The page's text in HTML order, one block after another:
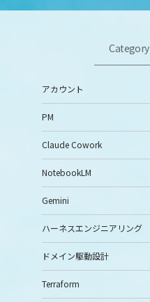
Category
アカウント
PM
Claude Cowork
NotebookLM
Gemini
ハーネスエンジニアリング
ドメイン駆動設計
Terraform